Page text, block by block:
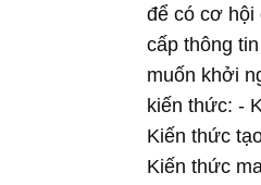
để có cơ hội
cấp thông
muốn khởi
kiến thức: -
Kiến thức
Kiến thức